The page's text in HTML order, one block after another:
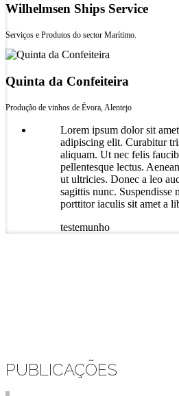
Wilhelmsen Ships Service
Serviços e Produtos do sector Marítimo.
Quinta da Confeiteira
Produção de vinhos de Évora, Alentejo
Lorem ipsum dolor sit
adipiscing elit. Curabitur
aliquam. Ut nec felis
pellentesque lectus.
ut ultricies. Donec a leo
sagittis nunc. Suspendisse
porttitor iaculis sit amet a
testemunho
PUBLICAÇÕES